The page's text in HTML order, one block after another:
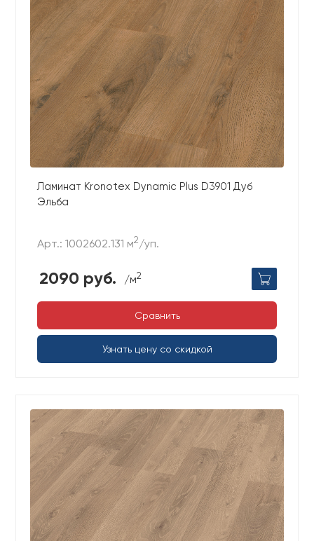
Ламинат Kronotex Dynamic Plus D3901 Дуб
Эльба
Арт.: 1002602.131 м2/уп.
2090 руб. /м2
Сравнить
Узнать цену со скидкой